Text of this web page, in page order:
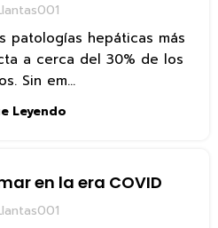
patologías hepáticas más
a cerca del 30% de los
Sin em...
Leyendo
en la era COVID